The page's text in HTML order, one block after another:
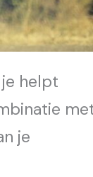
helpt
je